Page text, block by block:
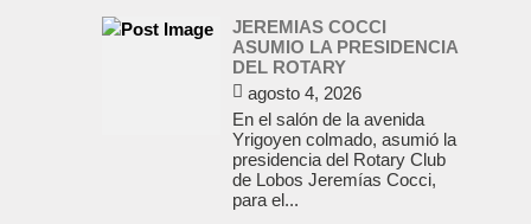
JEREMIAS COCCI
ASUMIO LA PRESIDENCIA
DEL ROTARY
agosto 4, 2026
En el salón de la avenida
Yrigoyen colmado, asumió la
presidencia del Rotary Club
de Lobos Jeremías Cocci,
para el...